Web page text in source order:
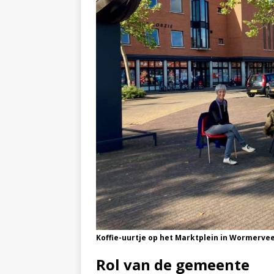
Koffie-uurtje op het Marktplein in
Rol van de gemeente